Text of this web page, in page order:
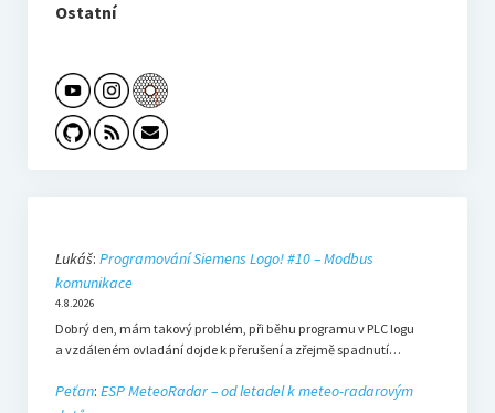
Ostatní
Lukáš: Programování Siemens Logo! #10 – Modbus
komunikace
4.8.2026
Dobrý den, mám takový problém, při běhu programu v PLC logu
a vzdáleném ovladání dojde k přerušení a zřejmě spadnutí…
Peťan: ESP MeteoRadar – od letadel k meteo-radarovým